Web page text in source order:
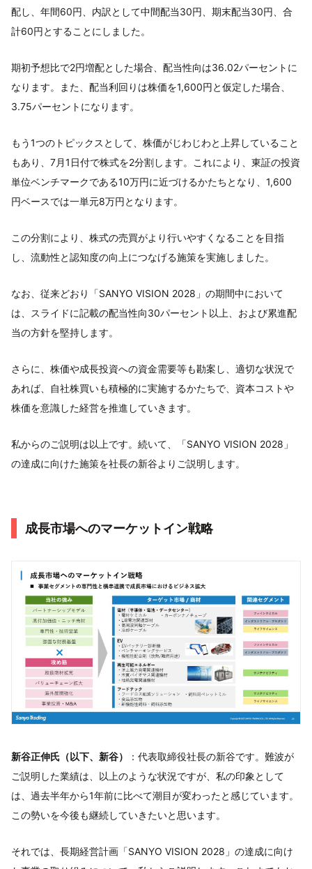
配し、年間60円、内訳として中間配当30円、期末配当30円、合
計60円とすることにしました。
期初予想比で2円増配とした場合、配当性向は36.02パーセントに
なります。また、配当利回りは株価を1,600円と仮定した場合、
3.75パーセントになります。
もう1つのトピックスとして、株価がじわじわと上昇していること
もあり、7月1日付で株式を2分割します。これにより、東証の投資
単位ベンチマークである10万円に近づけるかたちとなり、1,600
円ベースでは一単元8万円となります。
この分割により、株式の売買がより行いやすくなることを目指
し、流動性と認知度の向上につなげる施策を実施しました。
なお、従来どおり「SANYO VISION 2028」の期間中において
は、スライドに記載の配当性向30パーセント以上、および累進配
当の方針を堅持します。
さらに、株価や成長投資への資金需要等も勘案し、適切な状況で
あれば、自社株買いも積極的に実施するかたちで、資本コストや
株価を意識した経営を推進していきます。
私からのご説明は以上です。続いて、「SANYO VISION 2028」
の達成に向けた施策を社長の新谷よりご説明します。
成長市場へのマーケットイン戦略
新谷正伸氏（以下、新谷）
：代表取締役社長の新谷です。難波が
ご説明した業績は、以上のような状況ですが、私の印象として
は、過去半年から1年前に比べて潮目が変わったと感じています。
この勢いを今後も継続していきたいと思います。
それでは、長期経営計画「SANYO VISION 2028」の達成に向け